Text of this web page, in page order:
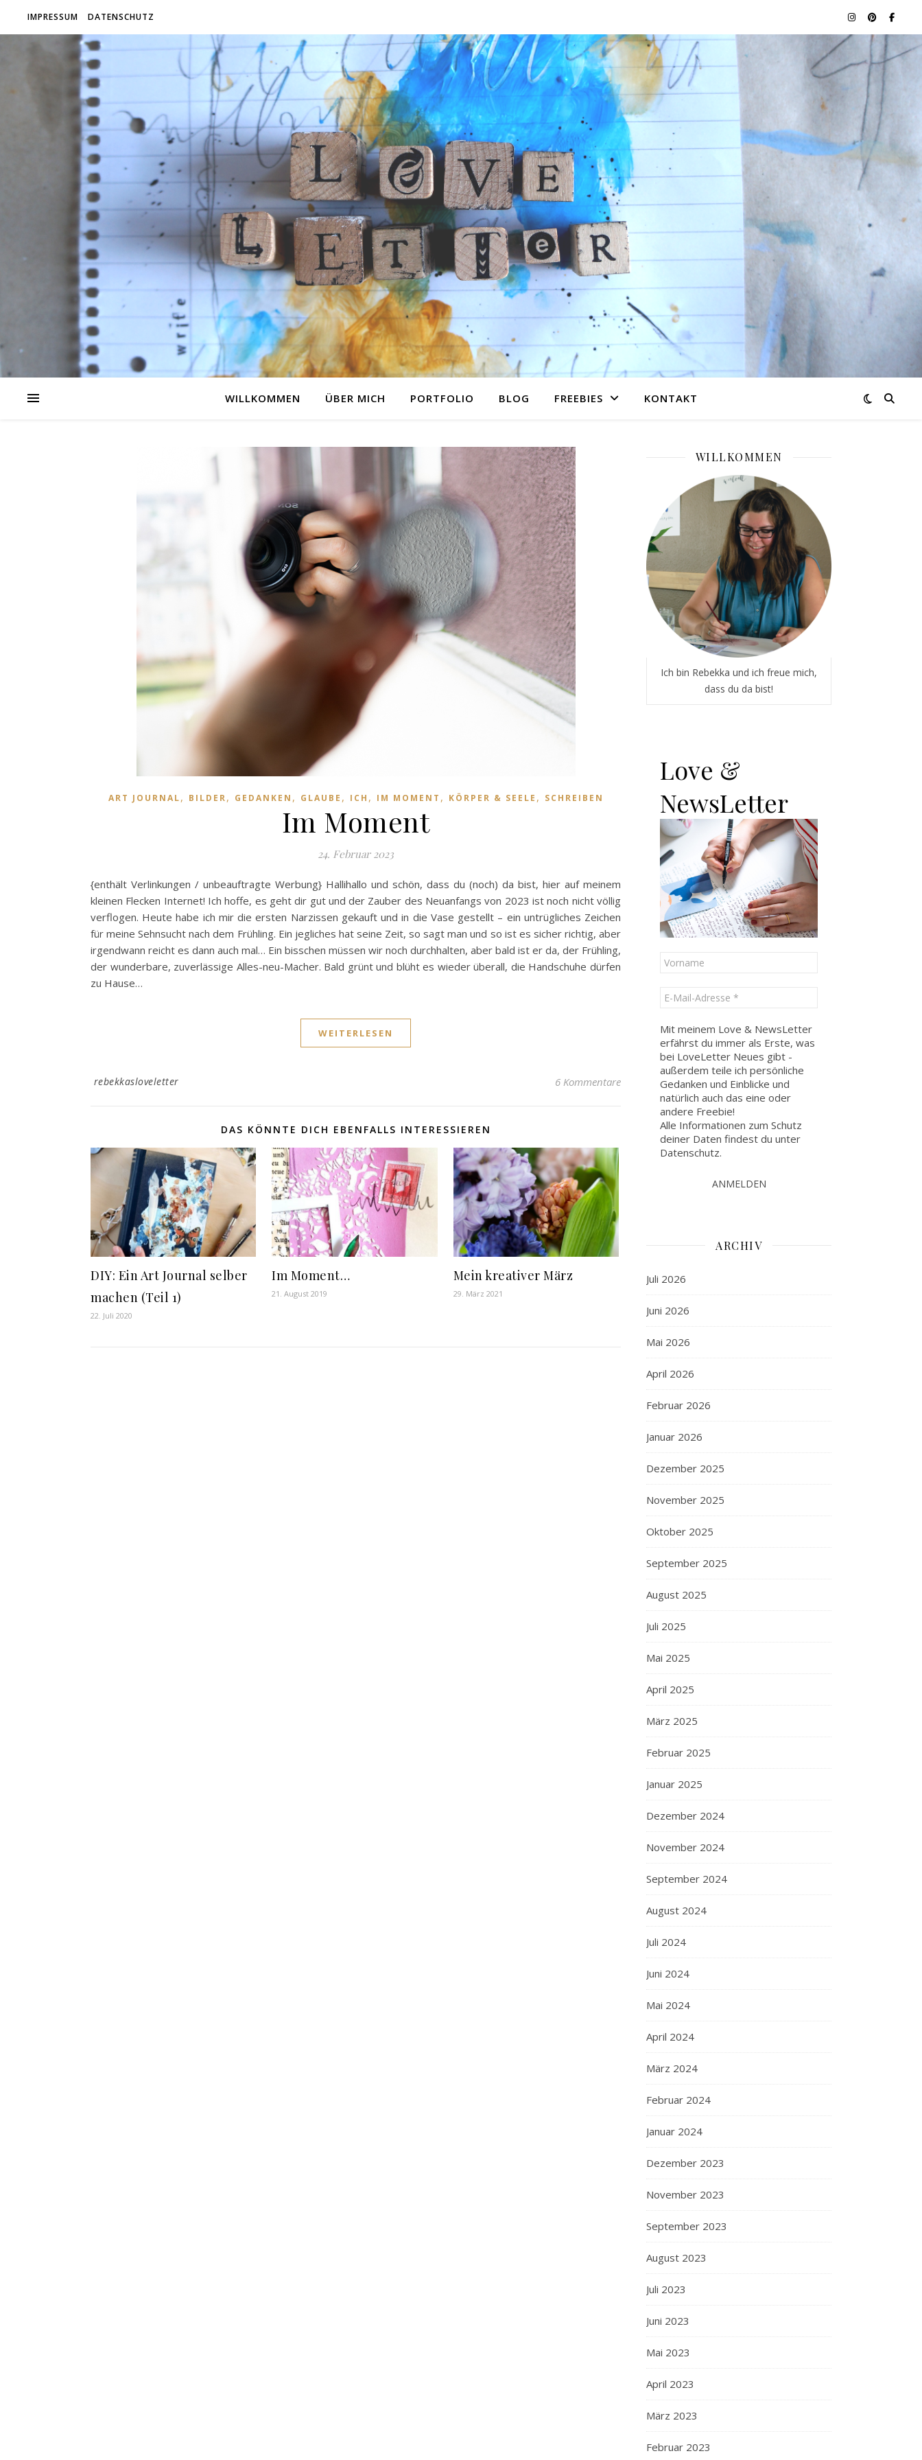
IMPRESSUM DATENSCHUTZ
WILLKOMMEN ÜBER MICH PORTFOLIO BLOG FREEBIES KONTAKT
ART JOURNAL, BILDER, GEDANKEN , GLAUBE , ICH , IM MOMENT , KÖRPER & SEELE , SCHREIBEN
Im Moment
24. Februar 2023
{enthält Verlinkungen / unbeauftragte Werbung} Hallihallo und schön, dass du (noch) da bist, hier auf meinem
kleinen Flecken Internet! Ich hoffe, es geht dir gut und der Zauber des Neuanfangs von 2023 ist noch nicht völlig
verflogen. Heute habe ich mir die ersten Narzissen gekauft und in die Vase gestellt – ein untrügliches Zeichen
für meine Sehnsucht nach dem Frühling. Ein jegliches hat seine Zeit, so sagt man und so ist es sicher richtig, aber
irgendwann reicht es dann auch mal… Ein bisschen müssen wir noch durchhalten, aber bald ist er da, der Frühling,
der wunderbare, zuverlässige Alles-neu-Macher. Bald grünt und blüht es wieder überall, die Handschuhe dürfen
zu Hause…
WEITERLESEN
rebekkasloveletter 6 Kommentare
DAS KÖNNTE DICH EBENFALLS INTERESSIEREN
DIY: Ein Art Journal selber
machen (Teil 1)
22. Juli 2020
Im Moment…
21. August 2019
Mein kreativer März
29. März 2021
WILLKOMMEN
Ich bin Rebekka und ich freue mich,
dass du da bist!
Love &
NewsLetter
Mit meinem Love & NewsLetter
erfährst du immer als Erste, was
bei LoveLetter Neues gibt -
außerdem teile ich persönliche
Gedanken und Einblicke und
natürlich auch das eine oder
andere Freebie!
Alle Informationen zum Schutz
deiner Daten findest du unter
Datenschutz.
ARCHIV
Juli 2026
Juni 2026
Mai 2026
April 2026
Februar 2026
Januar 2026
Dezember 2025
November 2025
Oktober 2025
September 2025
August 2025
Juli 2025
Mai 2025
April 2025
März 2025
Februar 2025
Januar 2025
Dezember 2024
November 2024
September 2024
August 2024
Juli 2024
Juni 2024
Mai 2024
April 2024
März 2024
Februar 2024
Januar 2024
Dezember 2023
November 2023
September 2023
August 2023
Juli 2023
Juni 2023
Mai 2023
April 2023
März 2023
Februar 2023